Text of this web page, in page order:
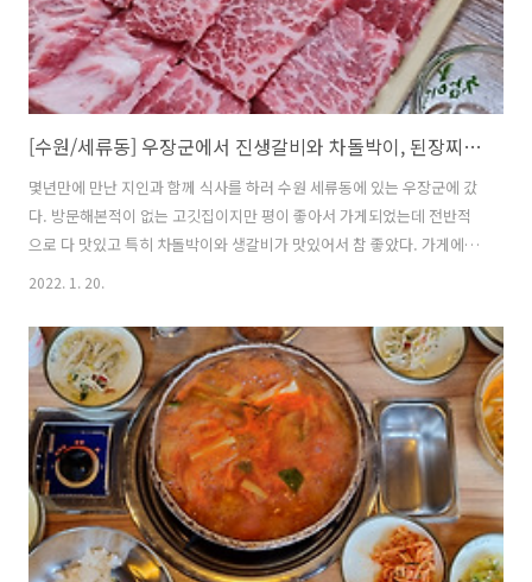
[수원/세류동] 우장군에서 진생갈비와 차돌박이, 된장찌개, 양념갈비살을 먹었다.
몇년만에 만난 지인과 함께 식사를 하러 수원 세류동에 있는 우장군에 갔
다. 방문해본적이 없는 고깃집이지만 평이 좋아서 가게되었는데 전반적
으로 다 맛있고 특히 차돌박이와 생갈비가 맛있어서 참 좋았다. 가게에
들어가자마자 진생갈비 3인분과 차돌박이 1인분, 차돌된장찌개를 주문
하다. 수입산인데도 맛있다. 하지만... 내 입맛에는 이 차돌박이가 아주
맛있었다. 엄청나게 고소한 향과 함께 빠르게 구워지는 것이 너무 맛있었
다. 나는 앞으로 이 집에 가게되면 차돌박이 위주로 먹을 것 같다. 고기를
주문하고 나서도 양념소갈비살도 궁금해서 1인분을 더 주문해봤었는데
양념소갈비살은 양이 많았지만 맛은 흔히 생각하는 양념갈비살 맛이었
다. 맛있는 것이지만..
2022. 1. 20.